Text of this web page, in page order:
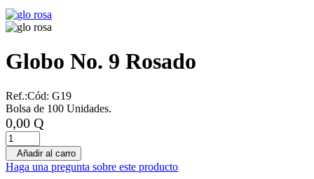
Globo No. 9 Rosado
Ref.:Cód: G19
Bolsa de 100 Unidades.
0,00 Q
Añadir al carro
Haga una pregunta sobre este producto